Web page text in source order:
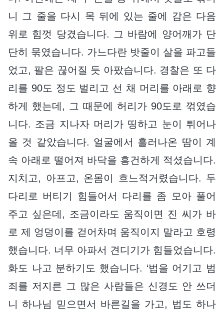
니 그 줄을 다시 목 뒤에 있는 줄에 감은 다음
위로 힘껏 당겼습니다. 그 바람에 양어깨가 단
단히 묶였습니다. 가느다란 밧줄이 살을 파고들
었고, 팔은 끊어질 듯 아팠습니다. 경찰은 또 다
리를 90도 정도 벌리고 선 채 머리를 아래로 향
하게 했는데, 그 때문에 허리가 90도로 꺾였습
니다. 조금 지나자 머리가 띵하고 눈이 튀어나
올 것 같았습니다. 얼굴에서 흘러나온 땀이 계
속 아래로 떨어져 바닥을 흥건하게 적셨습니다.
지치고, 아프고, 온몸이 흐느적거렸습니다. 두
다리로 버티기 힘들어서 다리를 좀 모아 풀어
주고 싶은데, 조금이라도 움직이면 진 씨가 바
로 제 엉덩이를 걷어차며 움직이지 말라고 호령
했습니다. 너무 아파서 견디기가 힘들었습니다.
화도 나고 분하기도 했습니다. ‘법을 어기고 범
죄를 저지른 그 많은 사람들은 신경도 안 쓰더
니 하나님 믿으면서 바른길을 가고, 법도 하나